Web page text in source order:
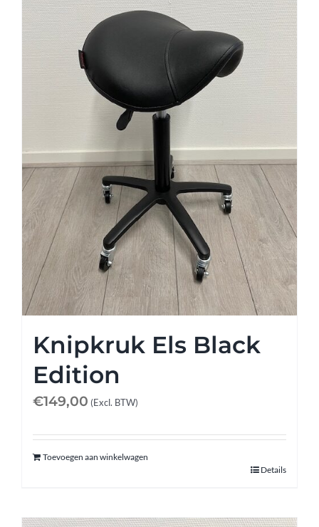
Knipkruk Els Black
Edition
€149,00 (Excl. BTW)
Toevoegen aan winkelwagen
Details